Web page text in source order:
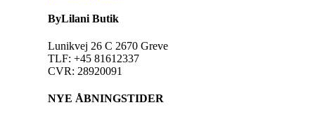
ByLilani Butik
Lunikvej 26 C 2670 Greve
TLF: +45 81612337
CVR: 28920091
NYE ÅBNINGSTIDER